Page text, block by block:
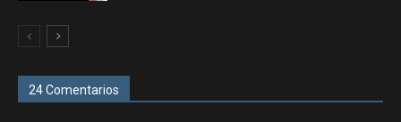
24 Comentarios